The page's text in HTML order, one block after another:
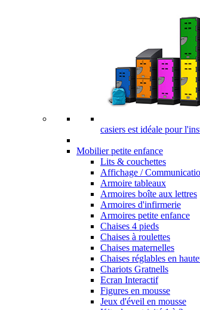
casiers est idéale pour
Mobilier petite enfance
Lits & couchettes
Affichage /
Armoire tableaux
Armoires boîte aux lettres
Armoires d'infirmerie
Armoires petite enfance
Chaises 4 pieds
Chaises à roulettes
Chaises maternelles
Chaises réglables en
Chariots Gratnells
Ecran Interactif
Figures en mousse
Jeux d'éveil en mousse